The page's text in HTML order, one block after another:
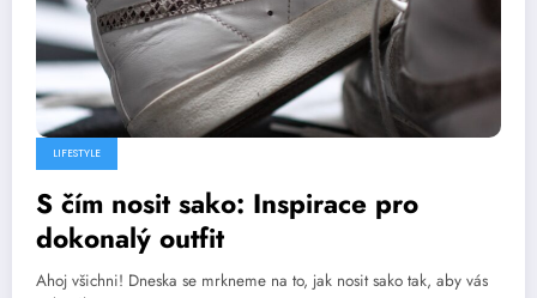
LIFESTYLE
S čím nosit sako: Inspirace pro
dokonalý outfit
Ahoj všichni! Dneska se mrkneme na to, jak nosit sako tak, aby vás